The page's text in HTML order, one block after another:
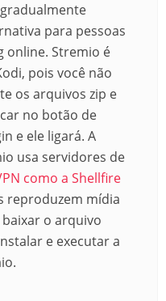
para pessoas
online. Stremio é
pois você não
os arquivos zip e
no botão de
e ele ligará. A
usa servidores de
como a Shellfire
reproduzem mídia
o arquivo
e executar a